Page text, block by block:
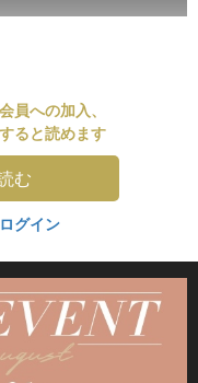
員への加入、
ると読めます
む
グイン